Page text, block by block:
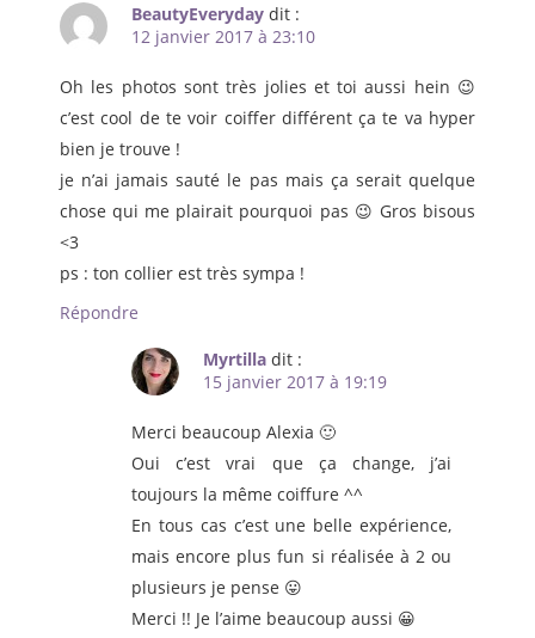
BeautyEveryday dit :
12 janvier 2017 à 23:10
Oh les photos sont très jolies et toi aussi hein 😉
c’est cool de te voir coiffer différent ça te va hyper
bien je trouve !
je n’ai jamais sauté le pas mais ça serait quelque
chose qui me plairait pourquoi pas 😉 Gros bisous
<3
ps : ton collier est très sympa !
Répondre
Myrtilla dit :
15 janvier 2017 à 19:19
Merci beaucoup Alexia 🙂
Oui c’est vrai que ça change, j’ai
toujours la même coiffure ^^
En tous cas c’est une belle expérience,
mais encore plus fun si réalisée à 2 ou
plusieurs je pense 😛
Merci !! Je l’aime beaucoup aussi 😀